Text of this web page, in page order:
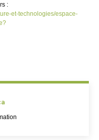
:
et-technologies/espace-